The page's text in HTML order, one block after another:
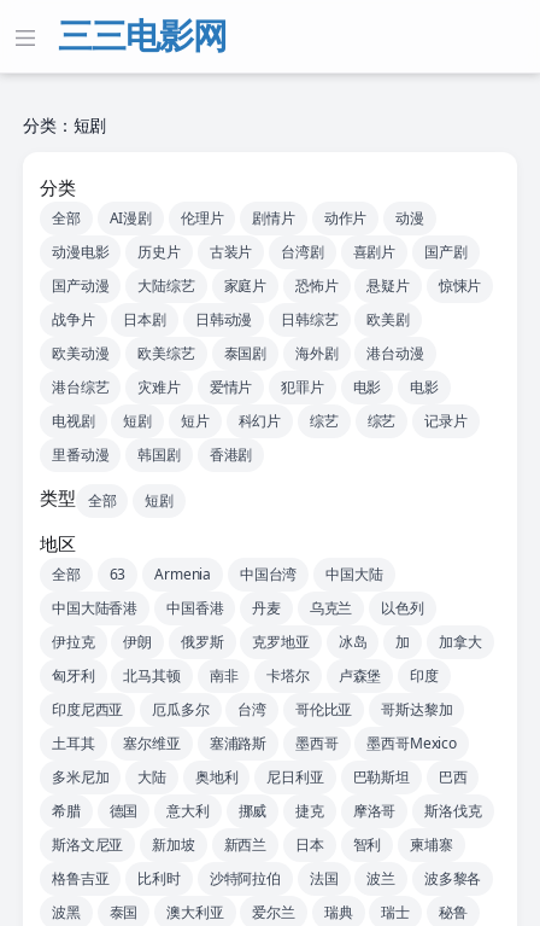
三三电影网
分类：短剧
分类
全部 AI漫剧 伦理片 剧情片 动作片
动漫
动漫电影
历史片 古装片 台湾剧 喜剧片
国产剧
国产动漫
大陆综艺 家庭片 恐怖片 悬疑片
惊悚片
战争片
日本剧 日韩动漫 日韩综艺
欧美剧
欧美动漫
欧美综艺 泰国剧 海外剧
港台动漫
港台综艺
灾难片 爱情片 犯罪片 电影
电影
电视剧
短剧 短片 科幻片 综艺 综艺
记录片
里番动漫
韩国剧 香港剧
类型 全部 短剧
地区
全部 63 Armenia 中国台湾
中国大陆
中国大陆香港
中国香港 丹麦 乌克兰
以色列
伊拉克
伊朗 俄罗斯 克罗地亚 冰岛 加
加拿大
匈牙利
北马其顿 南非 卡塔尔 卢森堡
印度
印度尼西亚
厄瓜多尔 台湾 哥伦比亚
哥斯达黎加
土耳其
塞尔维亚 塞浦路斯 墨西哥
墨西哥Mexico
多米尼加
大陆 奥地利 尼日利亚 巴勒斯坦
巴西
希腊
德国 意大利 挪威 捷克 摩洛哥
斯洛伐克
斯洛文尼亚
新加坡 新西兰 日本 智利
柬埔寨
格鲁吉亚
比利时 沙特阿拉伯 法国 波兰
波多黎各
波黑
泰国 澳大利亚 爱尔兰 瑞典 瑞士
秘鲁